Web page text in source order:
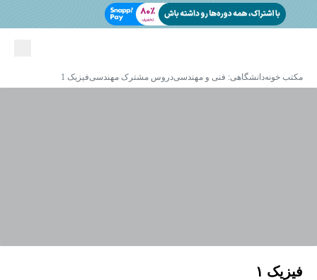
مکتب خونهدانشگاهی: فنی و مهندسیدروس مشترک مهندسیفیزیک 1
فیزیک ١